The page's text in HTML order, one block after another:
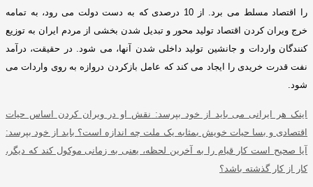
را اقتصاد مسلط می برد
از 10 درصدی که به دست دولت می رود، به تمامه
خرج ویران کردن اقتصاد تولید محور و تبدیل شدن بخشی از مردم ایران به توزیع
کنندگان واردات و جانشین تولید داخلی شدن آنها، می شود
در حقیقت، درآمد
نفت قدرت خریدی را ایجاد می کند که عامل بازکردن دروازه به روی واردات می
شود
اینک هر ایرانی می باید از خود بپرسد : نقش او در ویران کردن اساس حیات
اقتصادی و بسا حیات خویش بمثابه یک ملت چه اندازه است؟ باید از خود بپرسد :
آیا صحیح است کار قیام را به آخرین لحظه، یعنی به زمانی موکول کند که دیگر،
کار از کار گذشته باشد؟